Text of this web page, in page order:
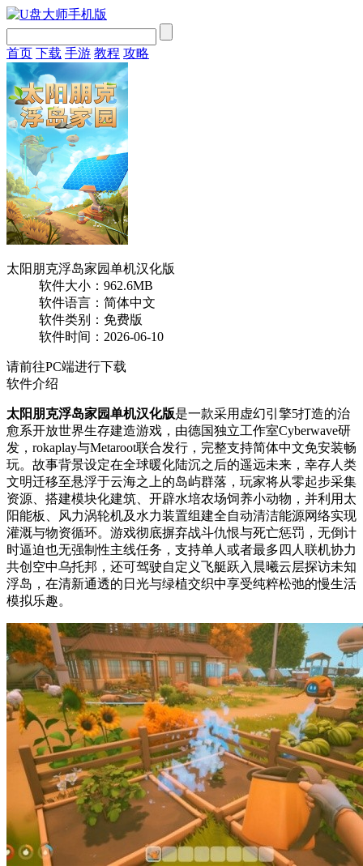
首页 下载 手游 教程 攻略
太阳朋克浮岛家园单机汉化版
软件大小：962.6MB
软件语言：简体中文
软件类别：免费版
软件时间：2026-06-10
请前往PC端进行下载
软件介绍
太阳朋克浮岛家园单机汉化版是一款采用虚幻引擎5打造的治
愈系开放世界生存建造游戏，由德国独立工作室Cyberwave研
发，rokaplay与Metaroot联合发行，完整支持简体中文免安装畅
玩。故事背景设定在全球暖化陆沉之后的遥远未来，幸存人类
文明迁移至悬浮于云海之上的岛屿群落，玩家将从零起步采集
资源、搭建模块化建筑、开辟水培农场饲养小动物，并利用太
阳能板、风力涡轮机及水力装置组建全自动清洁能源网络实现
灌溉与物资循环。游戏彻底摒弃战斗仇恨与死亡惩罚，无倒计
时逼迫也无强制性主线任务，支持单人或者最多四人联机协力
共创空中乌托邦，还可驾驶自定义飞艇跃入晨曦云层探访未知
浮岛，在清新通透的日光与绿植交织中享受纯粹松弛的慢生活
模拟乐趣。